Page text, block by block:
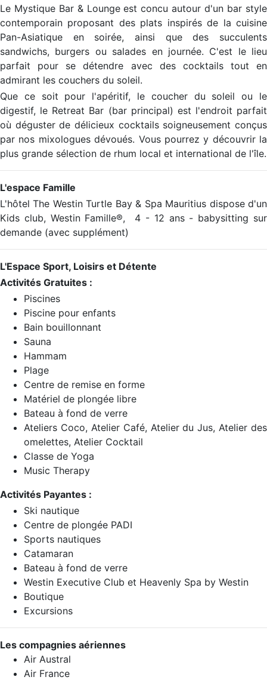
Le Mystique Bar & Lounge est concu autour d'un bar style
contemporain proposant des plats inspirés de la cuisine
Pan-Asiatique en soirée, ainsi que des succulents
sandwichs, burgers ou salades en journée. C'est le lieu
parfait pour se détendre avec des cocktails tout en
admirant les couchers du soleil.
Que ce soit pour l'apéritif, le coucher du soleil ou le
digestif, le Retreat Bar (bar principal) est l'endroit parfait
où déguster de délicieux cocktails soigneusement conçus
par nos mixologues dévoués. Vous pourrez y découvrir la
plus grande sélection de rhum local et international de l'île.
L'espace Famille
L'hôtel The Westin Turtle Bay & Spa Mauritius dispose d'un
Kids club, Westin Famille®, 4 - 12 ans - babysitting sur
demande (avec supplément)
L'Espace Sport, Loisirs et Détente
Activités Gratuites :
Piscines
Piscine pour enfants
Bain bouillonnant
Sauna
Hammam
Plage
Centre de remise en forme
Matériel de plongée libre
Bateau à fond de verre
Ateliers Coco, Atelier Café, Atelier du Jus, Atelier des
omelettes, Atelier Cocktail
Classe de Yoga
Music Therapy
Activités Payantes :
Ski nautique
Centre de plongée PADI
Sports nautiques
Catamaran
Bateau à fond de verre
Westin Executive Club et Heavenly Spa by Westin
Boutique
Excursions
Les compagnies aériennes
Air Austral
Air France